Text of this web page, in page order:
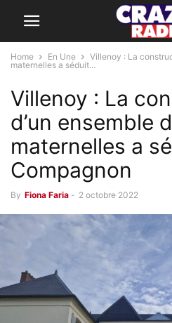
Home En Une
Villenoy : La
maternelles a séduit...
Villenoy : La
d’un ensemble
maternelles a
Compagnon
By Fiona Faria - 2 octobre 2022